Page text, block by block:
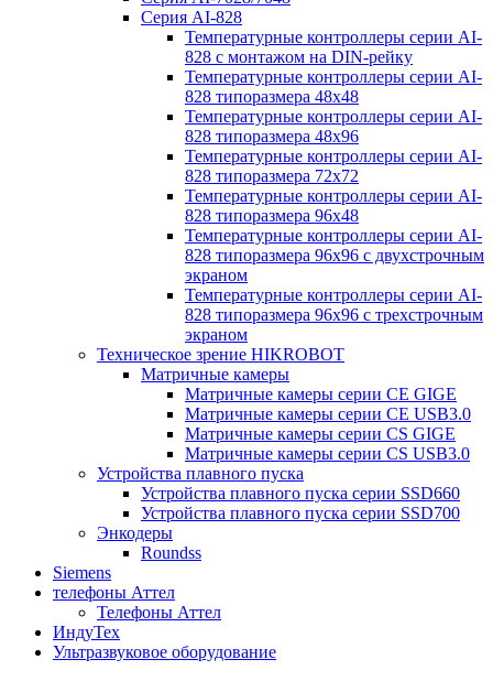
Серия AI-828
Температурные контроллеры серии AI-
828 с монтажом на DIN-рейку
Температурные контроллеры серии AI-
828 типоразмера 48х48
Температурные контроллеры серии AI-
828 типоразмера 48х96
Температурные контроллеры серии AI-
828 типоразмера 72х72
Температурные контроллеры серии AI-
828 типоразмера 96х48
Температурные контроллеры серии AI-
828 типоразмера 96х96 с двухстрочным
экраном
Температурные контроллеры серии AI-
828 типоразмера 96х96 с трехстрочным
экраном
Техническое зрение HIKROBOT
Матричные камеры
Матричные камеры серии CE GIGE
Матричные камеры серии CE USB3.0
Матричные камеры серии CS GIGE
Матричные камеры серии CS USB3.0
Устройства плавного пуска
Устройства плавного пуска серии SSD660
Устройства плавного пуска серии SSD700
Энкодеры
Roundss
Siemens
телефоны Аттел
Телефоны Аттел
ИндуТех
Ультразвуковое оборудование